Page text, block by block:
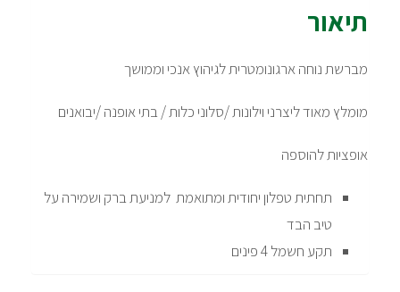
תיאור
מברשת נוחה ארגונומטרית לגיהוץ אנכי וממושך
מומלץ מאוד ליצרני וילונות /סלוני כלות / בתי אופנה /יבואנים
אופציות להוספה
תחתית טפלון יחודית ומתואמת למניעת ברק ושמירה על
טיב הבד
תקע חשמל 4 פינים